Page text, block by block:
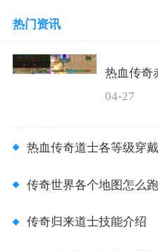
热门资讯
热血传奇
04-27
热血传奇道士各等级穿
传奇世界各个地图怎么跑
传奇归来道士技能介绍